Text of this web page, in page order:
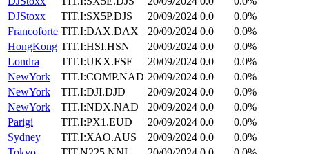
DJStoxx
TIT.I:SX5P.DJS 20/09/2024 0.0
0.0%
Francoforte TIT.I:DAX.DAX 20/09/2024 0.0
0.0%
HongKong TIT.I:HSI.HSN 20/09/2024 0.0
0.0%
Londra
TIT.I:UKX.FSE 20/09/2024 0.0
0.0%
NewYork
TIT.I:COMP.NAD 20/09/2024 0.0
0.0%
NewYork
TIT.I:DJI.DJD 20/09/2024 0.0
0.0%
NewYork
TIT.I:NDX.NAD 20/09/2024 0.0
0.0%
Parigi
TIT.I:PX1.EUD 20/09/2024 0.0
0.0%
Sydney
TIT.I:XAO.AUS 20/09/2024 0.0
0.0%